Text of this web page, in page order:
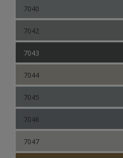
7040
7042
7043
7044
7045
7046
7047